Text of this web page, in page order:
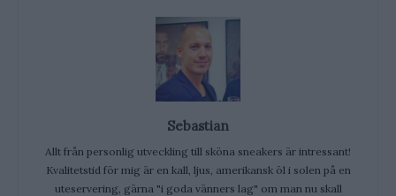
Sebastian
Allt från personlig utveckling till sköna sneakers är intressant!
Kvalitetstid för mig är en kall, ljus, amerikansk öl i solen på en
uteservering, gärna "i goda vänners lag" om man nu skall